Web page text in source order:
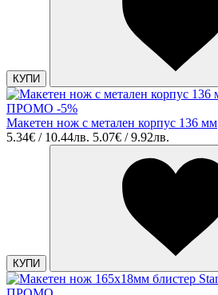
КУПИ
ПРОМО -5%
Макетен нож с метален корпус 136 мм
5.34€ / 10.44лв. 5.07€ / 9.92лв.
КУПИ